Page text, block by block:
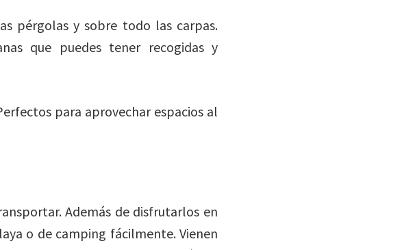
pérgolas y sobre todo las carpas.
que puedes tener recogidas y
para aprovechar espacios al
Además de disfrutarlos en
o de camping fácilmente. Vienen